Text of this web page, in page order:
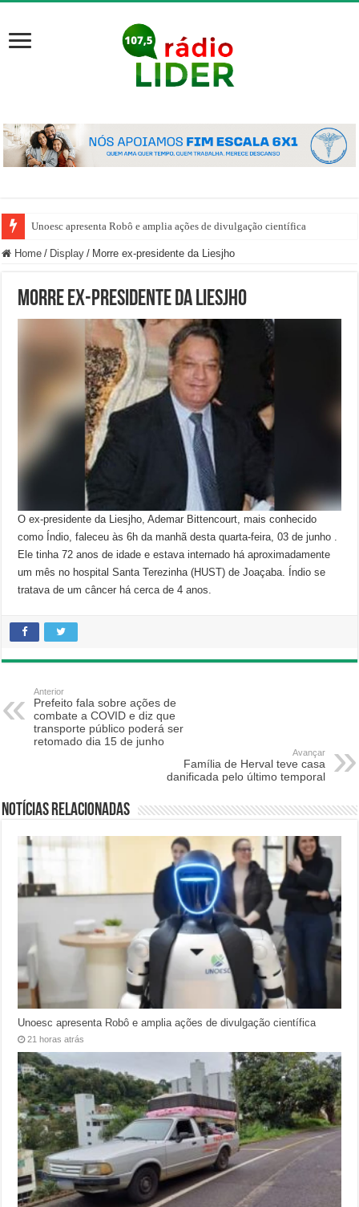
Unoesc apresenta Robô e amplia ações de divulgação científica
Home / Display / Morre ex-presidente da Liesjho
Morre ex-presidente da Liesjho
O ex-presidente da Liesjho, Ademar Bittencourt, mais conhecido
como Índio, faleceu às 6h da manhã desta quarta-feira, 03 de junho .
Ele tinha 72 anos de idade e estava internado há aproximadamente
um mês no hospital Santa Terezinha (HUST) de Joaçaba. Índio se
tratava de um câncer há cerca de 4 anos.
Anterior
Prefeito fala sobre ações de
combate a COVID e diz que
transporte público poderá ser
retomado dia 15 de junho
Avançar
Família de Herval teve casa
danificada pelo último temporal
Notícias relacionadas
Unoesc apresenta Robô e amplia ações de divulgação científica
21 horas atrás